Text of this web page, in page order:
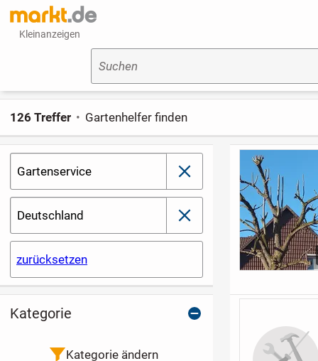
Kleinanzeigen
Suchen
Gartenservice schließen
Deutschland schließen
zurücksetzen
126 Treffer Gartenhelfer finden
Kategorie
Kategorie ändern